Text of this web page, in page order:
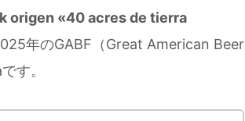
origen «40 acres de tierra
年のGABF（Great American Beer
す。